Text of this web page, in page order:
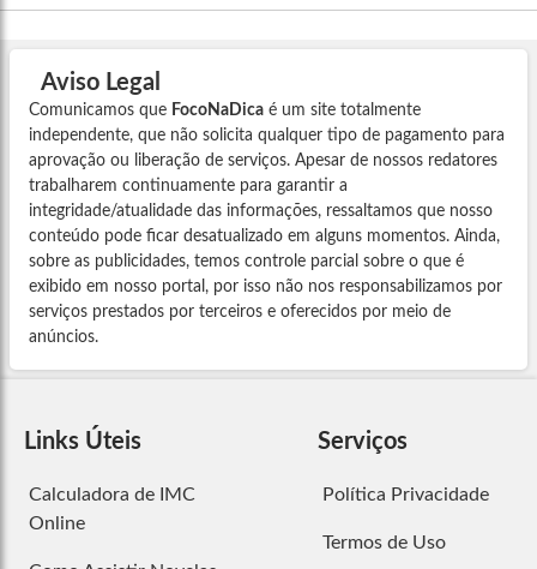
Aviso Legal
Comunicamos que FocoNaDica é um site totalmente
independente, que não solicita qualquer tipo de pagamento para
aprovação ou liberação de serviços. Apesar de nossos redatores
trabalharem continuamente para garantir a
integridade/atualidade das informações, ressaltamos que nosso
conteúdo pode ficar desatualizado em alguns momentos. Ainda,
sobre as publicidades, temos controle parcial sobre o que é
exibido em nosso portal, por isso não nos responsabilizamos por
serviços prestados por terceiros e oferecidos por meio de
anúncios.
Links Úteis
Calculadora de IMC
Online
Serviços
Política Privacidade
Termos de Uso